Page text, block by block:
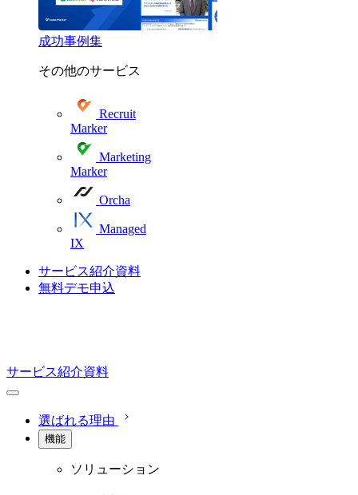
成功事例集
その他のサービス
Recruit
Marker
Marketing
Marker
Orcha
Managed
IX
サービス紹介資料
無料デモ申込
サービス紹介資料
選ばれる理由
機能
ソリューション